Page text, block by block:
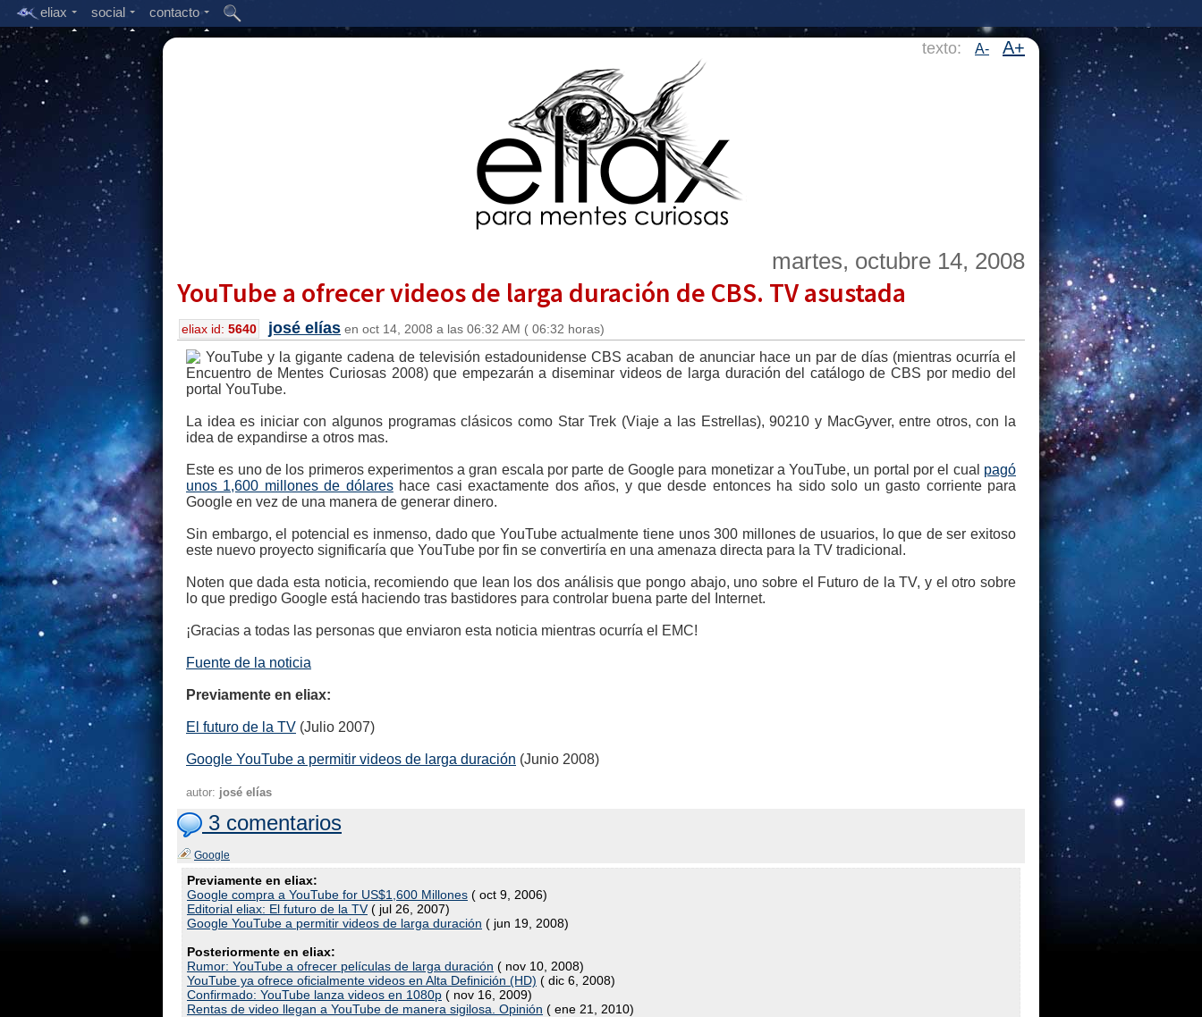
eliax social contacto
texto: A- A+
martes, octubre 14, 2008
YouTube a ofrecer videos de larga duración de CBS. TV asustada
eliax id: 5640 josé elías en oct 14, 2008 a las 06:32 AM ( 06:32 horas)
YouTube y la gigante cadena de televisión estadounidense CBS acaban de anunciar hace un par de días (mientras ocurría el
Encuentro de Mentes Curiosas 2008) que empezarán a diseminar videos de larga duración del catálogo de CBS por medio del
portal YouTube.
La idea es iniciar con algunos programas clásicos como Star Trek (Viaje a las Estrellas), 90210 y MacGyver, entre otros, con la
idea de expandirse a otros mas.
Este es uno de los primeros experimentos a gran escala por parte de Google para monetizar a YouTube, un portal por el cual pagó
unos 1,600 millones de dólareshace casi exactamente dos años, y que desde entonces ha sido solo un gasto corriente para
Google en vez de una manera de generar dinero.
Sin embargo, el potencial es inmenso, dado que YouTube actualmente tiene unos 300 millones de usuarios, lo que de ser exitoso
este nuevo proyecto significaría que YouTube por fin se convertiría en una amenaza directa para la TV tradicional.
Noten que dada esta noticia, recomiendo que lean los dos análisis que pongo abajo, uno sobre el Futuro de la TV, y el otro sobre
lo que predigo Google está haciendo tras bastidores para controlar buena parte del Internet.
¡Gracias a todas las personas que enviaron esta noticia mientras ocurría el EMC!
Fuente de la noticia
Previamente en eliax:
El futuro de la TV (Julio 2007)
Google YouTube a permitir videos de larga duración (Junio 2008)
autor: josé elías
3 comentarios
Google
Previamente en eliax:
Google compra a YouTube for US$1,600 Millones ( oct 9, 2006)
Editorial eliax: El futuro de la TV( jul 26, 2007)
Google YouTube a permitir videos de larga duración ( jun 19, 2008)
Posteriormente en eliax:
Rumor: YouTube a ofrecer películas de larga duración ( nov 10, 2008)
YouTube ya ofrece oficialmente videos en Alta Definición (HD) ( dic 6, 2008)
Confirmado: YouTube lanza videos en 1080p ( nov 16, 2009)
Rentas de video llegan a YouTube de manera sigilosa. Opinión ( ene 21, 2010)